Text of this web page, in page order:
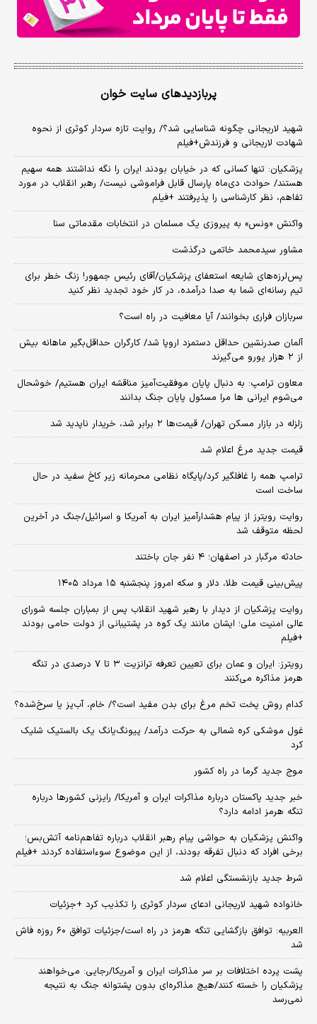
پربازدیدهای سایت خوان
شهید لاریجانی چگونه شناسایی شد؟/ روایت تازه سردار کوثری از نحوه
شهادت لاریجانی و فرزندش+فیلم
پزشکیان: تنها کسانی که در خیابان بودند ایران را نگه نداشتند همه سهیم
هستند/ حوادث دی‌ماه پارسال قابل فراموشی نیست/ رهبر انقلاب در مورد
تفاهم، نظر کارشناسی را پذیرفتند +فیلم
واکنش «ونس» به پیروزی یک مسلمان در انتخابات مقدماتی سنا
مشاور سیدمحمد خاتمی درگذشت
پس‌لرزه‌های شایعه استعفای پزشکیان/آقای رئیس جمهور! زنگ خطر برای
تیم رسانه‌ای شما به صدا درآمده، در کار خود تجدید نظر کنید
سربازان فراری بخوانند/ آیا معافیت در راه است؟
آلمان صدرنشین حداقل دستمزد اروپا شد/ کارگران حداقل‌بگیر ماهانه بیش
از ۲ هزار یورو می‌گیرند
معاون ترامپ: به دنبال پایان موفقیت‌آمیز مناقشه ایران هستیم/ خوشحال
می‌شوم ایرانی ها مرا مسئول پایان جنگ بدانند
زلزله در بازار مسکن تهران/ قیمت‌ها ۲ برابر شد، خریدار ناپدید شد
قیمت جدید مرغ اعلام شد
ترامپ همه را غافلگیر کرد/پایگاه نظامی محرمانه زیر کاخ سفید در حال
ساخت است
روایت رویترز از پیام هشدارآمیز ایران به آمریکا و اسرائیل/جنگ در آخرین
لحظه متوقف شد
حادثه مرگبار در اصفهان؛ ۴ نفر جان باختند
پیش‌بینی قیمت طلا، دلار و سکه امروز پنجشنبه ۱۵ مرداد ۱۴۰۵
روایت پزشکیان از دیدار با رهبر شهید انقلاب پس از بمباران جلسه شورای
عالی امنیت ملی؛ ایشان مانند یک کوه در پشتیبانی از دولت حامی بودند
+فیلم
رویترز: ایران و عمان برای تعیین تعرفه ترانزیت ۳ تا ۷ درصدی در تنگه
هرمز مذاکره می‌کنند
کدام روش پخت تخم مرغ برای بدن مفید است؟/ خام، آب‌پز یا سرخ‌شده؟
غول موشکی کره شمالی به حرکت درآمد/ پیونگ‌یانگ یک بالستیک شلیک
کرد
موج جدید گرما در راه کشور
خبر جدید پاکستان درباره مذاکرات ایران و آمریکا/ رایزنی کشورها درباره
تنگه هرمز ادامه دارد؟
واکنش پزشکیان به حواشی پیام رهبر انقلاب درباره تفاهم‌نامه آتش‌بس؛
برخی افراد که دنبال تفرقه بودند، از این موضوع سوءاستفاده کردند +فیلم
شرط جدید بازنشستگی اعلام شد
خانواده شهید لاریجانی ادعای سردار کوثری را تکذیب کرد +جزئیات
العربیه: توافق بازگشایی تنگه هرمز در راه است/جزئیات توافق ۶۰ روزه فاش
شد
پشت پرده اختلافات بر سر مذاکرات ایران و آمریکا/رجایی: می‌خواهند
پزشکیان را خسته کنند/هیچ مذاکره‌ای بدون پشتوانه جنگ به نتیجه
نمی‌رسد